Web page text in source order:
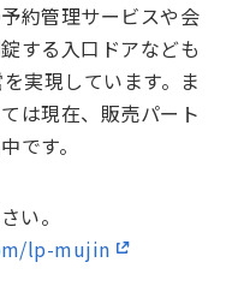
約管理サービスや会
する入口ドアなども
実現しています。ま
は現在、販売パート
です。
い。
lp-mujin